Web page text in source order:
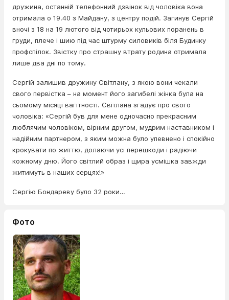
дружина, останній телефонний дзвінок від чоловіка вона
отримала о 19.40 з Майдану, з центру подій. Загинув Сергій
вночі з 18 на 19 лютого від чотирьох кульових поранень в
груди, плече і шию під час штурму силовиків біля Будинку
профспілок. Звістку про страшну втрату родина отримала
лише два дні по тому.
Сергій залишив дружину Світлану, з якою вони чекали
свого первістка – на момент його загибелі жінка була на
сьомому місяці вагітності. Світлана згадує про свого
чоловіка: «Сергій був для мене одночасно прекрасним
люблячим чоловіком, вірним другом, мудрим наставником і
надійним партнером, з яким можна було упевнено і спокійно
крокувати по життю, долаючи усі перешкоди і радіючи
кожному дню. Його світлий образ i щира усмішка завжди
житимуть в наших серцях!»
Сергію Бондареву було 32 роки…
Фото